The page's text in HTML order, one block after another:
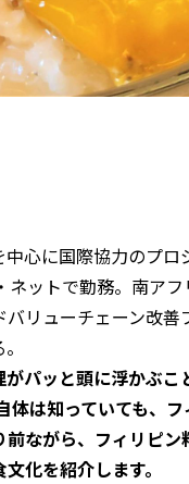
心に国際協力のプ
ットで勤務。南ア
リューチェーン改
パッと頭に浮かぶこ
は知っていても、
ながら、フィリピ
化を紹介します。